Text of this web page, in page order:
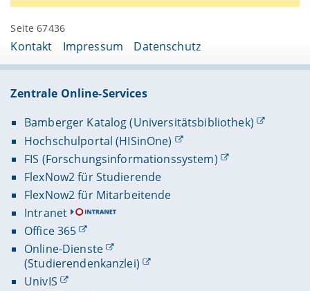
Seite 67436
Kontakt Impressum Datenschutz
Zentrale Online-Services
Bamberger Katalog (Universitätsbibliothek)
Hochschulportal (HISinOne)
FIS (Forschungsinformationssystem)
FlexNow2 für Studierende
FlexNow2 für Mitarbeitende
Intranet
Office 365
Online-Dienste
(Studierendenkanzlei)
UnivIS